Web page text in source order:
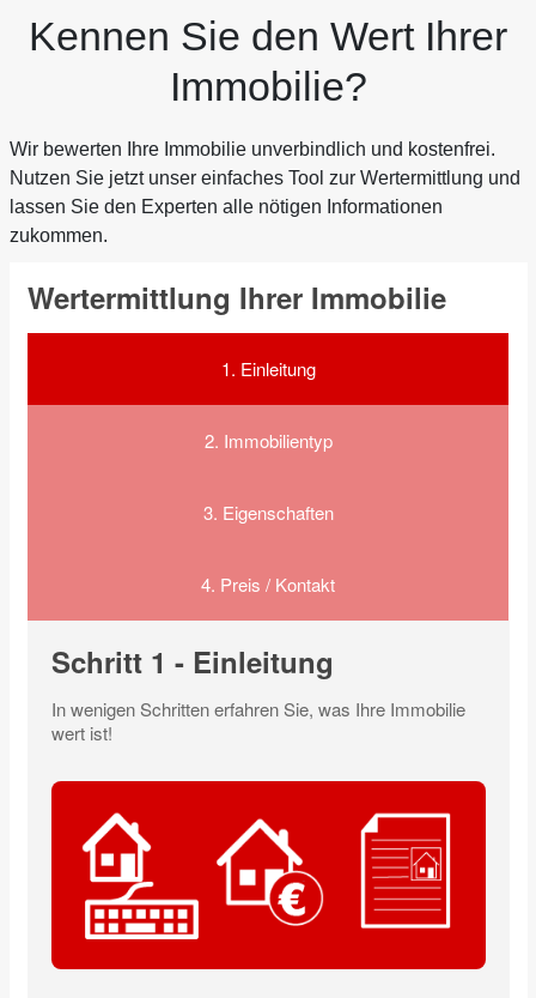
Kennen Sie den Wert Ihrer
Immobilie?
Wir bewerten Ihre Immobilie unverbindlich und kostenfrei.
Nutzen Sie jetzt unser einfaches Tool zur Wertermittlung und
lassen Sie den Experten alle nötigen Informationen
zukommen.